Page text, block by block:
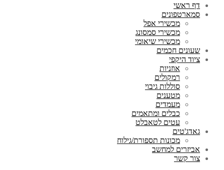
דף ראשי
סמארטפונים
מכשירי אפל
מכשירי סמסונג
מכשירי שיאומי
שעונים חכמים
ציוד היקפי
אוזניות
רמקולים
סוללות גיבוי
מטענים
מעמדים
כבלים ומתאמים
עטים לטאבלט
גאדג'טים
מכונות תספורת/גילוח
אביזרים למחשב
צור קשר